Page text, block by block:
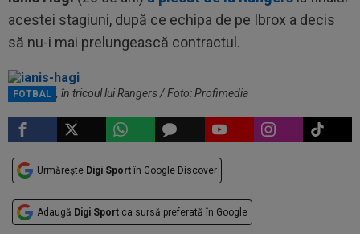
acestei stagiuni, după ce echipa de pe Ibrox a decis
să nu-i mai prelungească contractul.
FOTBAL
Ianis Hagi, în tricoul lui Rangers / Foto: Profimedia
Urmărește Digi Sport în Google Discover
Adaugă Digi Sport ca sursă preferată în Google